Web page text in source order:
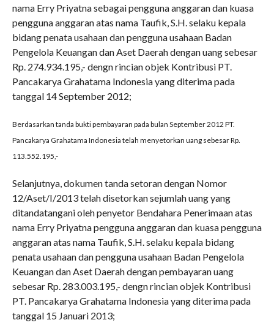
nama Erry Priyatna sebagai pengguna anggaran dan kuasa
pengguna anggaran atas nama Taufik, S.H. selaku kepala
bidang penata usahaan dan pengguna usahaan Badan
Pengelola Keuangan dan Aset Daerah dengan uang sebesar
Rp. 274.934.195,- dengn rincian objek Kontribusi PT.
Pancakarya Grahatama Indonesia yang diterima pada
tanggal 14 September 2012;
Berdasarkan tanda bukti pembayaran pada bulan September 2012 PT.
Pancakarya Grahatama Indonesia telah menyetorkan uang sebesar Rp.
113.552.195,-
Selanjutnya, dokumen tanda setoran dengan Nomor
12/Aset/I/2013 telah disetorkan sejumlah uang yang
ditandatangani oleh penyetor Bendahara Penerimaan atas
nama Erry Priyatna pengguna anggaran dan kuasa pengguna
anggaran atas nama Taufik, S.H. selaku kepala bidang
penata usahaan dan pengguna usahaan Badan Pengelola
Keuangan dan Aset Daerah dengan pembayaran uang
sebesar Rp. 283.003.195,- dengn rincian objek Kontribusi
PT. Pancakarya Grahatama Indonesia yang diterima pada
tanggal 15 Januari 2013;